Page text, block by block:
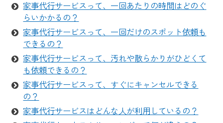
家事代行サービスって、一回あたりの時間はどのぐ
らいかかるの？
家事代行サービスって、一回だけのスポット依頼も
できるの？
家事代行サービスって、汚れや散らかりがひどくて
も依頼できるの？
家事代行サービスって、すぐにキャンセルできる
の？
家事代行サービスはどんな人が利用しているの？